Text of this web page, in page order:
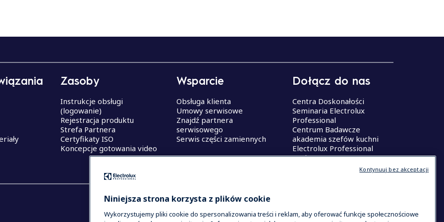
Zasoby
Instrukcje obsługi
(logowanie)
Rejestracja produktu
Strefa Partnera
Certyfikaty ISO
Koncepcje gotowania video
Wsparcie
Obsługa klienta
Umowy serwisowe
Znajdź partnera
serwisowego
Serwis części zamiennych
Dołącz do nas
Centra Doskonałości
Seminaria Electrolux
Professional
Centrum Badawcze
akademia szefów kuchni
Electrolux Professional
Kariera
Niniejsza strona korzysta z plików cookie
Wykorzystujemy pliki cookie do spersonalizowania treści i reklam, aby oferować funkcje społecznościowe
Kontynuuj bez akceptacji